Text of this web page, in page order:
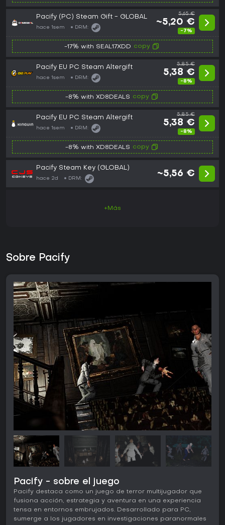
Pacify (PC) Steam Gift - GLOBAL
hace 1sem DRM:
5,65 €
~5,20 €
-7%
-17% with SEAL17XDD copy
Pacify EU PC Steam Altergift
hace 1sem DRM:
5,85 €
5,38 €
-8%
-8% with XD8DEALS copy
Pacify EU PC Steam Altergift
hace 1sem DRM:
5,85 €
5,38 €
-8%
-8% with XD8DEALS copy
Pacify Steam Key (GLOBAL)
hace 2d DRM:
~5,56 €
+Más
Sobre Pacify
Pacify - sobre el juego
Pacify destaca como un juego de terror multijugador que
fusiona acción, estrategia y aventura en una experiencia
tensa en entornos embrujados. Desarrollado para PC,
sumerge a los jugadores en investigaciones paranormales